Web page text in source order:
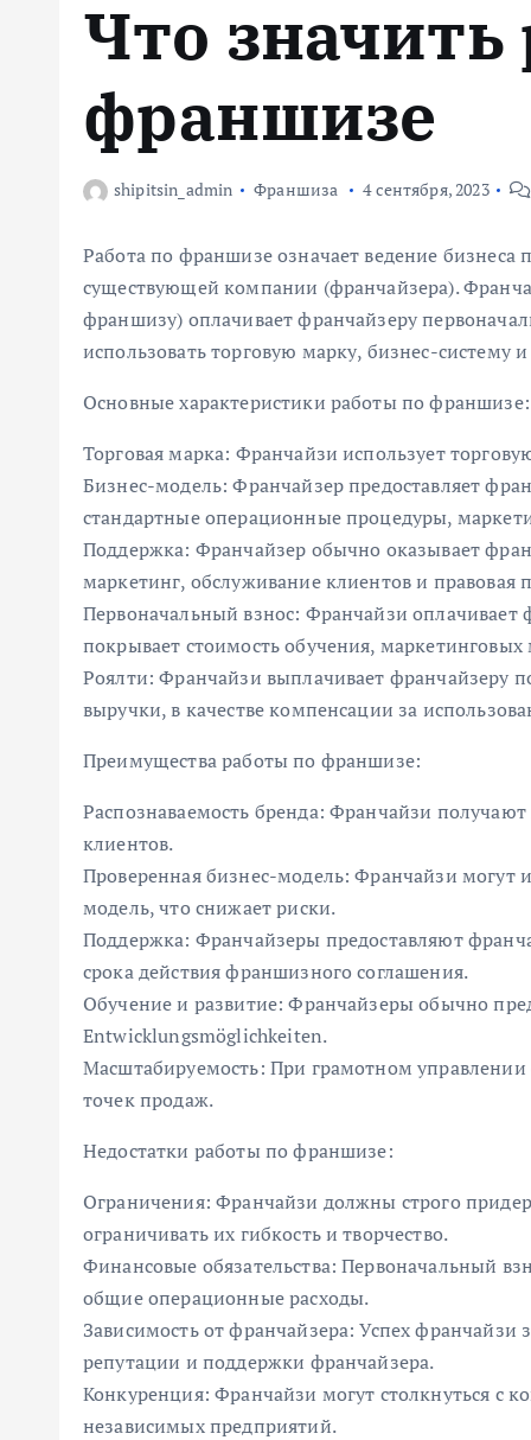
Что значить
франшизе
shipitsin_admin Франшиза 4 сентября, 2023
Работа по франшизе означает ведение
существующей компании (франчайзера).
франшизу) оплачивает франчайзеру
использовать торговую марку, бизнес-систему
Основные характеристики работы по франшизе:
Торговая марка: Франчайзи использует
Бизнес-модель: Франчайзер предоставляет
стандартные операционные процедуры,
Поддержка: Франчайзер обычно оказывает
маркетинг, обслуживание клиентов и правовая
Первоначальный взнос: Франчайзи
покрывает стоимость обучения, маркетинговых
Роялти: Франчайзи выплачивает франчайзеру
выручки, в качестве компенсации за
Преимущества работы по франшизе:
Распознаваемость бренда: Франчайзи
клиентов.
Проверенная бизнес-модель: Франчайзи могут
модель, что снижает риски.
Поддержка: Франчайзеры предоставляют
срока действия франшизного соглашения.
Обучение и развитие: Франчайзеры обычно
Entwicklungsmöglichkeiten.
Масштабируемость: При грамотном
точек продаж.
Недостатки работы по франшизе:
Ограничения: Франчайзи должны строго
ограничивать их гибкость и творчество.
Финансовые обязательства: Первоначальный
общие операционные расходы.
Зависимость от франчайзера: Успех франчайзи
репутации и поддержки франчайзера.
Конкуренция: Франчайзи могут столкнуться с
независимых предприятий.